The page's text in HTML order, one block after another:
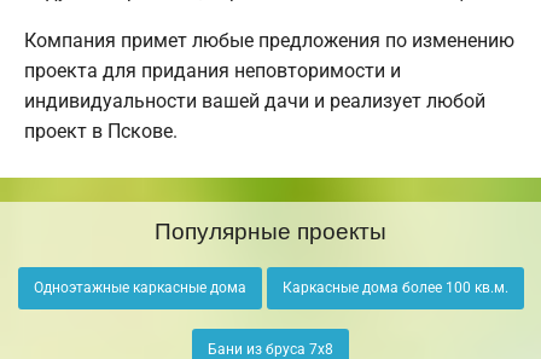
Компания примет любые предложения по изменению
проекта для придания неповторимости и
индивидуальности вашей дачи и реализует любой
проект в Пскове.
Популярные проекты
Одноэтажные каркасные дома Каркасные дома более 100 кв.м.
Бани из бруса 7х8